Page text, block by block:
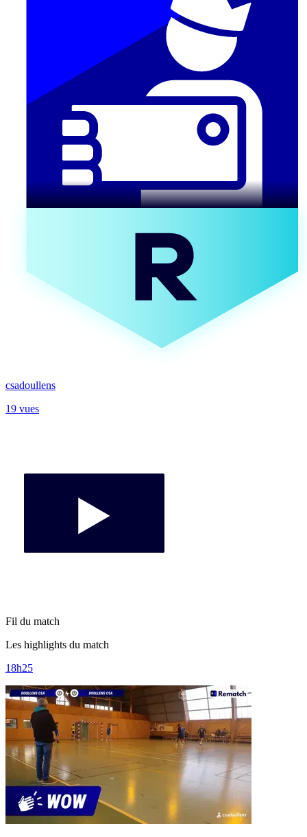
csadoullens
19 vues
Fil du match
Les highlights du match
18h25